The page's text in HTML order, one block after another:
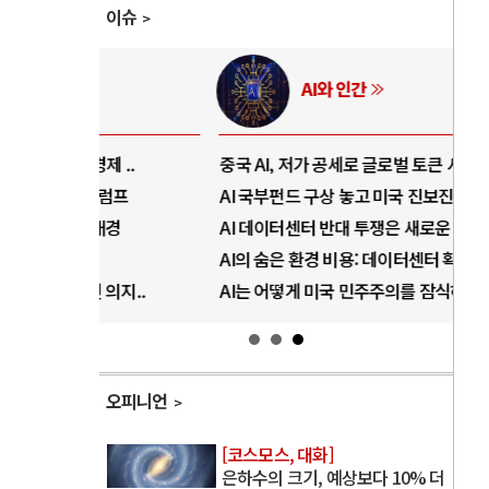
이슈
AI와 인간
중국 AI, 저가 공세로 글로벌 토큰 시..
AI 국부펀드 구상 놓고 미국 진보진영 ..
AI 데이터센터 반대 투쟁은 새로운 글로..
AI의 숨은 환경 비용: 데이터센터 확산..
AI는 어떻게 미국 민주주의를 잠식하고 ..
오피니언
[코스모스, 대화]
은하수의 크기, 예상보다 10% 더